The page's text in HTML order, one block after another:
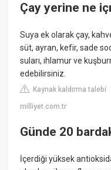
Çay yerine ne
Suya ek olarak çay,
süt, ayran, kefir, sade
suları, ıhlamur ve
edebilirsiniz.
Kaynak kaldırma talebi
milliyet.com.tr
Günde 20
İçerdiği yüksek